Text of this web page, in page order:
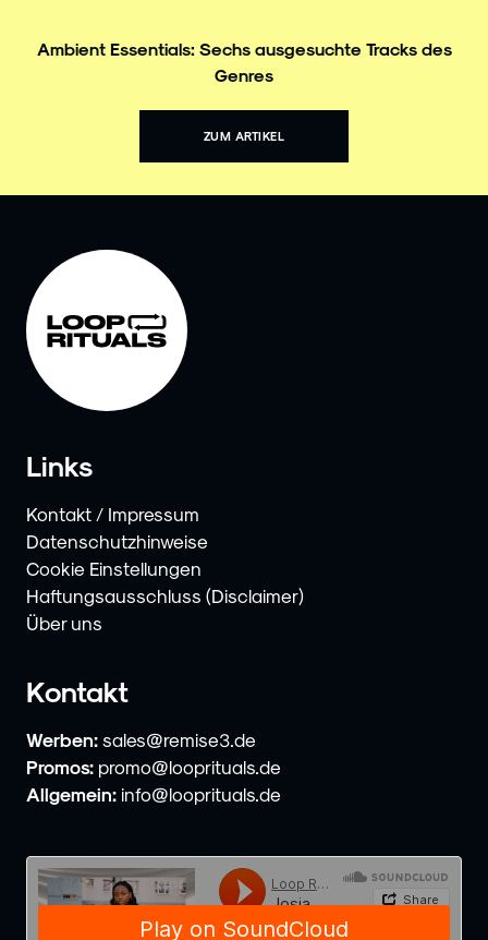
Ambient Essentials: Sechs ausgesuchte Tracks des
Genres
ZUM ARTIKEL
Links
Kontakt / Impressum
Datenschutzhinweise
Cookie Einstellungen
Haftungsausschluss (Disclaimer)
Über uns
Kontakt
Werben: sales@remise3.de
Promos: promo@looprituals.de
Allgemein: info@looprituals.de